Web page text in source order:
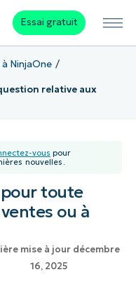
Essai gratuit
NinjaOne
relative aux
vous pour
nouvelles.
toute
ou à
mise à jour décembre
16, 2025